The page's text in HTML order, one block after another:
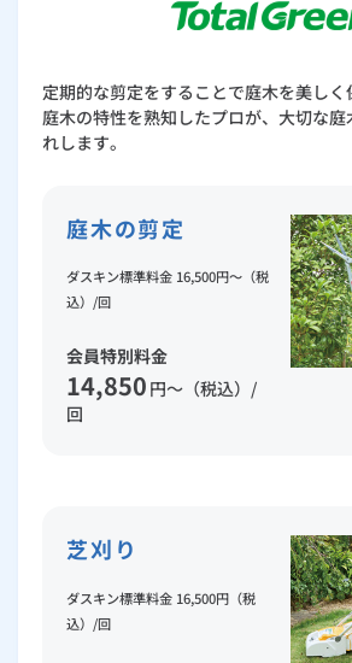
定期的な剪定をすることで庭木を美しく
庭木の特性を熟知したプロが、大切な
れします。
庭木の剪定
ダスキン標準料金 16,500円～（税
込）/回
会員特別料金
14,850 円～（税込）/
回
芝刈り
ダスキン標準料金 16,500円（税
込）/回